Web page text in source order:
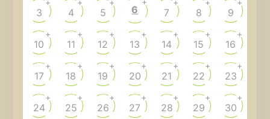
3
+
4
+
5
+
6 7
+
8
+
9
+
10
+
11
+
12
+
13
+
14
+
15
+
16
+
17
+
18
+
19
+
20
+
21
+
22
+
23
+
24
+
25
+
26
+
27
+
28
+
29
+
30
+